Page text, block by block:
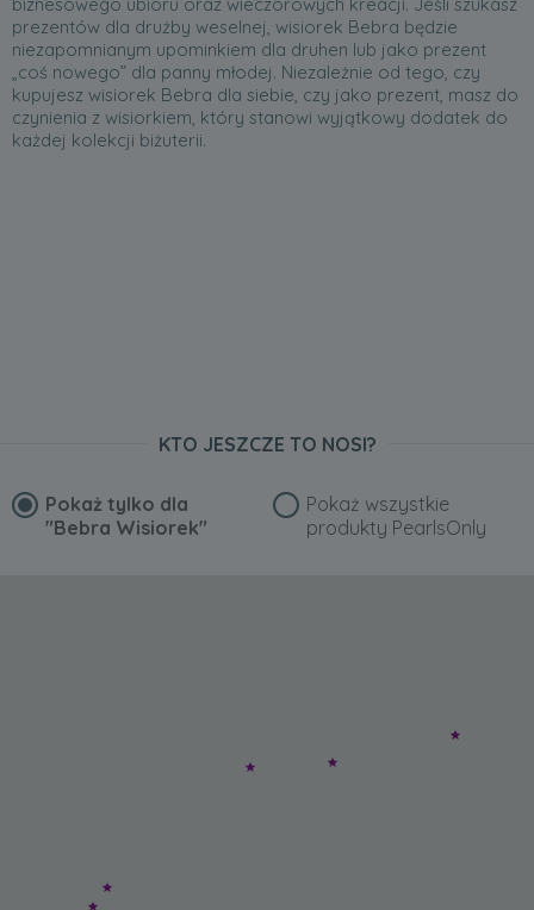
biznesowego ubioru oraz wieczorowych kreacji. Jeśli szukasz
prezentów dla drużby weselnej, wisiorek Bebra będzie
niezapomnianym upominkiem dla druhen lub jako prezent
„coś nowego” dla panny młodej. Niezależnie od tego, czy
kupujesz wisiorek Bebra dla siebie, czy jako prezent, masz do
czynienia z wisiorkiem, który stanowi wyjątkowy dodatek do
każdej kolekcji biżuterii.
KTO JESZCZE TO NOSI?
Pokaż tylko dla
"Bebra Wisiorek"
Pokaż wszystkie
produkty PearlsOnly